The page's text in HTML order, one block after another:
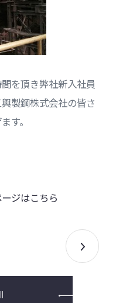
を頂き弊社新入社員
製鋼株式会社の皆さ
す。
ジはこちら